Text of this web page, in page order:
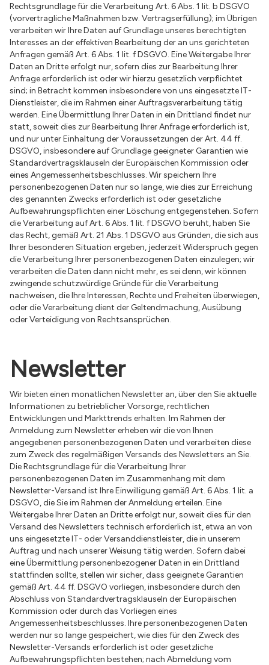
Rechtsgrundlage für die Verarbeitung Art. 6 Abs. 1 lit. b DSGVO
(vorvertragliche Maßnahmen bzw. Vertragserfüllung); im Übrigen
verarbeiten wir Ihre Daten auf Grundlage unseres berechtigten
Interesses an der effektiven Bearbeitung der an uns gerichteten
Anfragen gemäß Art. 6 Abs. 1 lit. f DSGVO. Eine Weitergabe Ihrer
Daten an Dritte erfolgt nur, sofern dies zur Bearbeitung Ihrer
Anfrage erforderlich ist oder wir hierzu gesetzlich verpflichtet
sind; in Betracht kommen insbesondere von uns eingesetzte IT-
Dienstleister, die im Rahmen einer Auftragsverarbeitung tätig
werden. Eine Übermittlung Ihrer Daten in ein Drittland findet nur
statt, soweit dies zur Bearbeitung Ihrer Anfrage erforderlich ist,
und nur unter Einhaltung der Voraussetzungen der Art. 44 ff.
DSGVO, insbesondere auf Grundlage geeigneter Garantien wie
Standardvertragsklauseln der Europäischen Kommission oder
eines Angemessenheitsbeschlusses. Wir speichern Ihre
personenbezogenen Daten nur so lange, wie dies zur Erreichung
des genannten Zwecks erforderlich ist oder gesetzliche
Aufbewahrungspflichten einer Löschung entgegenstehen. Sofern
die Verarbeitung auf Art. 6 Abs. 1 lit. f DSGVO beruht, haben Sie
das Recht, gemäß Art. 21 Abs. 1 DSGVO aus Gründen, die sich aus
Ihrer besonderen Situation ergeben, jederzeit Widerspruch gegen
die Verarbeitung Ihrer personenbezogenen Daten einzulegen; wir
verarbeiten die Daten dann nicht mehr, es sei denn, wir können
zwingende schutzwürdige Gründe für die Verarbeitung
nachweisen, die Ihre Interessen, Rechte und Freiheiten überwiegen,
oder die Verarbeitung dient der Geltendmachung, Ausübung
oder Verteidigung von Rechtsansprüchen.
Newsletter
Wir bieten einen monatlichen Newsletter an, über den Sie aktuelle
Informationen zu betrieblicher Vorsorge, rechtlichen
Entwicklungen und Markttrends erhalten. Im Rahmen der
Anmeldung zum Newsletter erheben wir die von Ihnen
angegebenen personenbezogenen Daten und verarbeiten diese
zum Zweck des regelmäßigen Versands des Newsletters an Sie.
Die Rechtsgrundlage für die Verarbeitung Ihrer
personenbezogenen Daten im Zusammenhang mit dem
Newsletter-Versand ist Ihre Einwilligung gemäß Art. 6 Abs. 1 lit. a
DSGVO, die Sie im Rahmen der Anmeldung erteilen. Eine
Weitergabe Ihrer Daten an Dritte erfolgt nur, soweit dies für den
Versand des Newsletters technisch erforderlich ist, etwa an von
uns eingesetzte IT- oder Versanddienstleister, die in unserem
Auftrag und nach unserer Weisung tätig werden. Sofern dabei
eine Übermittlung personenbezogener Daten in ein Drittland
stattfinden sollte, stellen wir sicher, dass geeignete Garantien
gemäß Art. 44 ff. DSGVO vorliegen, insbesondere durch den
Abschluss von Standardvertragsklauseln der Europäischen
Kommission oder durch das Vorliegen eines
Angemessenheitsbeschlusses. Ihre personenbezogenen Daten
werden nur so lange gespeichert, wie dies für den Zweck des
Newsletter-Versands erforderlich ist oder gesetzliche
Aufbewahrungspflichten bestehen; nach Abmeldung vom